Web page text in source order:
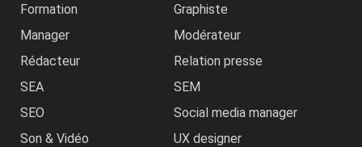
Formation
Graphiste
Manager
Modérateur
Rédacteur
Relation presse
SEA
SEM
SEO
Social media manager
Son & Vidéo
UX designer